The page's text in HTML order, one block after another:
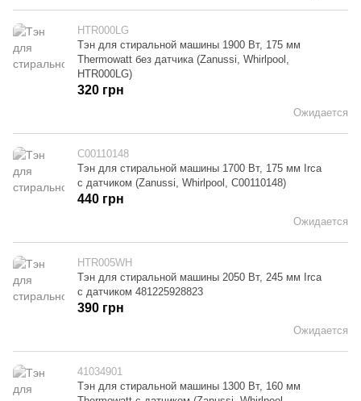
HTR000LG
Тэн для стиральной машины 1900 Вт, 175 мм
Thermowatt без датчика (Zanussi, Whirlpool,
HTR000LG)
Ожидается
320 грн
C00110148
Тэн для стиральной машины 1700 Вт, 175 мм Irca
с датчиком (Zanussi, Whirlpool, C00110148)
Ожидается
440 грн
HTR005WH
Тэн для стиральной машины 2050 Вт, 245 мм Irca
с датчиком 481225928823
Ожидается
390 грн
41034901
Тэн для стиральной машины 1300 Вт, 160 мм